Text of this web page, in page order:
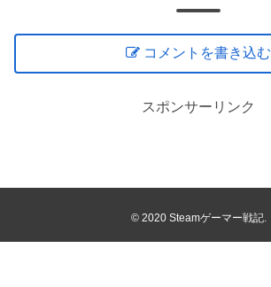
コメントを書き込む
スポンサーリンク
© 2020 Steamゲーマー戦記.